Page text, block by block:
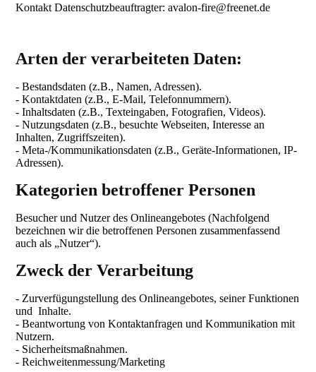
Kontakt Datenschutzbeauftragter: avalon-fire@freenet.de
Arten der verarbeiteten Daten:
- Bestandsdaten (z.B., Namen, Adressen).
- Kontaktdaten (z.B., E-Mail, Telefonnummern).
- Inhaltsdaten (z.B., Texteingaben, Fotografien, Videos).
- Nutzungsdaten (z.B., besuchte Webseiten, Interesse an
Inhalten, Zugriffszeiten).
- Meta-/Kommunikationsdaten (z.B., Geräte-Informationen, IP-
Adressen).
Kategorien betroffener Personen
Besucher und Nutzer des Onlineangebotes (Nachfolgend
bezeichnen wir die betroffenen Personen zusammenfassend
auch als „Nutzer“).
Zweck der Verarbeitung
- Zurverfügungstellung des Onlineangebotes, seiner Funktionen
und Inhalte.
- Beantwortung von Kontaktanfragen und Kommunikation mit
Nutzern.
- Sicherheitsmaßnahmen.
- Reichweitenmessung/Marketing